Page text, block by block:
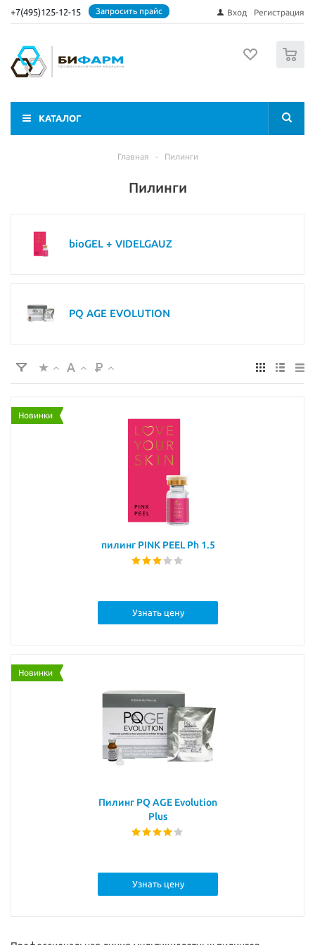
+7(495)125-12-15 Запросить прайс Вход Регистрация
КАТАЛОГ
Главная - Пилинги
Пилинги
bioGEL + VIDELGAUZ
PQ AGE EVOLUTION
Новинки
пилинг PINK PEEL Ph 1.5
Узнать цену
Новинки
Пилинг PQ AGE Evolution
Plus
Узнать цену